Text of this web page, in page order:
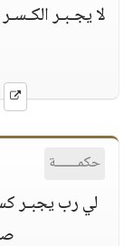
لا يجـبـر
حكمــــــة
لي رب يجبـر